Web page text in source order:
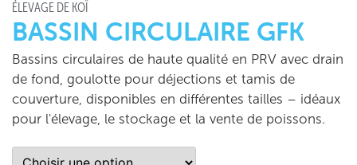
ÉLEVAGE DE KOÏ
BASSIN CIRCULAIRE GFK
Bassins circulaires de haute qualité en PRV avec drain
de fond, goulotte pour déjections et tamis de
couverture, disponibles en différentes tailles – idéaux
pour l'élevage, le stockage et la vente de poissons.